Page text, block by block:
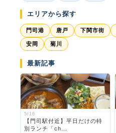
エリアから探す
門司港 唐戸 下関市街
安岡 菊川
最新記事
5/16
【門司駅付近】平日だけの特
別ランチ「ch...